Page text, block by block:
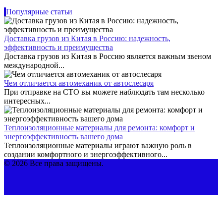
Популярные статьи
Доставка грузов из Китая в Россию: надежность,
эффективность и преимущества
Доставка грузов из Китая в Россию является важным звеном
международной...
Чем отличается автомеханик от автослесаря
При отправке на СТО вы можете наблюдать там несколько
интересных...
Теплоизоляционные материалы для ремонта: комфорт и
энергоэффективность вашего дома
Теплоизоляционные материалы играют важную роль в
создании комфортного и энергоэффективного...
© 2026 Все права защищены.